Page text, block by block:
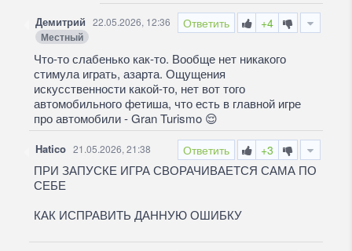
Ответить +4
Демитрий 22.05.2026, 12:36
Местный
Что-то слабенько как-то. Вообще нет никакого
стимула играть, азарта. Ощущения
искусственности какой-то, нет вот того
автомобильного фетиша, что есть в главной игре
про автомобили - Gran Turismo 😌
Ответить +3
Hatico 21.05.2026, 21:38
ПРИ ЗАПУСКЕ ИГРА СВОРАЧИВАЕТСЯ САМА ПО
СЕБЕ
КАК ИСПРАВИТЬ ДАННУЮ ОШИБКУ